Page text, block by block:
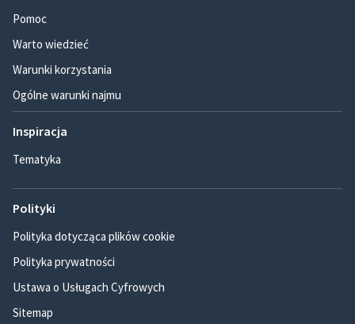
Pomoc
Warto wiedzieć
Warunki korzystania
Ogólne warunki najmu
Inspiracja
Tematyka
Polityki
Polityka dotycząca plików cookie
Polityka prywatności
Ustawa o Usługach Cyfrowych
Sitemap